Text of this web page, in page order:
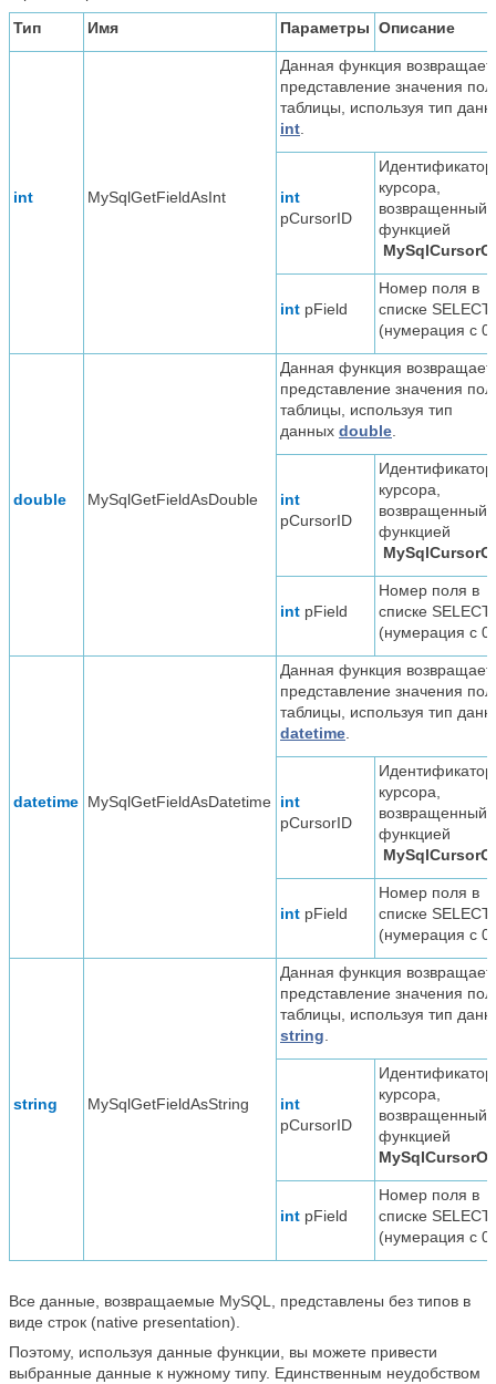
Тип
Имя Параметры Описание
int MySqlGetFieldAsInt
Данная функция возвращает
представление значения
таблицы, используя тип
int.
int
pCursorID
Идентификатор
курсора,
возвращенный
функцией
int pField
Номер поля в
списке SELECT
(нумерация с 0)
double MySqlGetFieldAsDouble
Данная функция возвращает
представление значения
таблицы, используя тип
данных double.
int
pCursorID
Идентификатор
курсора,
возвращенный
функцией
int pField
Номер поля в
списке SELECT
(нумерация с 0)
datetime MySqlGetFieldAsDatetime
Данная функция возвращает
представление значения
таблицы, используя тип
datetime.
int
pCursorID
Идентификатор
курсора,
возвращенный
функцией
int pField
Номер поля в
списке SELECT
(нумерация с 0)
string MySqlGetFieldAsString
Данная функция возвращает
представление значения
таблицы, используя тип
string.
int
pCursorID
Идентификатор
курсора,
возвращенный
функцией
int pField
Номер поля в
списке SELECT
(нумерация с 0)
Все данные, возвращаемые MySQL, представлены без типов в
виде строк (native presentation).
Поэтому, используя данные функции, вы можете привести
выбранные данные к нужному типу. Единственным неудобством